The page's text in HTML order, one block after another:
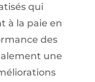
qui
à la paie en
des
une